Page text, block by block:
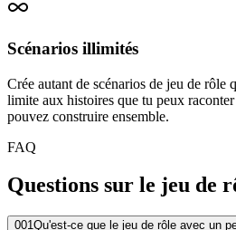
Scénarios illimités
Crée autant de scénarios de jeu de rôle
limite aux histoires que tu peux
pouvez construire ensemble.
FAQ
Questions sur le jeu de
001Qu'est-ce que le jeu de rôle avec un